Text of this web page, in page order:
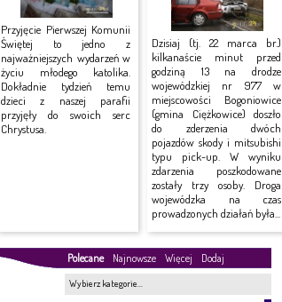
Przyjęcie Pierwszej Komunii
Świętej to jedno z
najważniejszych wydarzeń w
życiu młodego katolika.
Dokładnie tydzień temu
dzieci z naszej parafii
przyjęły do swoich serc
Chrystusa.
Dzisiaj (tj. 22 marca br.)
kilkanaście minut przed
godziną 13 na drodze
wojewódzkiej nr 977 w
miejscowości Bogoniowice
(gmina Ciężkowice) doszło
do zderzenia dwóch
pojazdów skody i mitsubishi
typu pick-up. W wyniku
zdarzenia poszkodowane
zostały trzy osoby. Droga
wojewódzka na czas
prowadzonych działań była...
Polecane Najnowsze Więcej Dodaj
Wybierz kategorie…